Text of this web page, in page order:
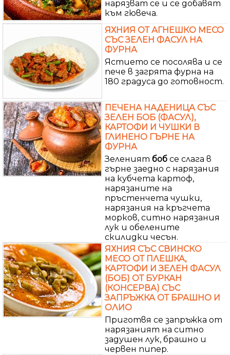
нарязват се и се добавят
към гювеча.
ЯХНИЯ ОТ АГНЕШКО МЕСО
СЪС ЗЕЛЕН ФАСУЛ НА
ФУРНА
Ястието се посолява и се
пече в загрята фурна на
180 градуса до готовност.
ПЕЧЕНА НАДЕНИЦА СЪС
ЗЕЛЕН БОБ (ФАСУЛ),
КАРТОФИ И ЧУШКИ В
ГЛИНЕНО ГЪРНЕ НА
ФУРНА
Зеленият боб се слага в
гърне заедно с нарязания
на кубчета картоф,
нарязаните на
пръстенчета чушки,
нарязания на кръгчета
морков, ситно нарязания
лук и обелените
скилидки чесън.
ЯХНИЯ СЪС СВИНСКО
МЕСО ОТ ПЛЕШКА,
КАРТОФИ И ЗЕЛЕН ФАСУЛ
(БОБ) ОТ БУРКАН
(КОНСЕРВА) СЪС
ЗАПРЪЖКА ОТ БРАШНО И
ОЛИО
Приготвя се запръжка от
нарязаният на ситно
задушен лук, брашно и
червен пипер.